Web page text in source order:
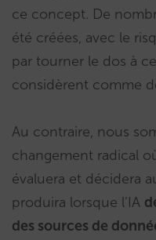
ce concept. De
été créées, avec le
par tourner le dos à
considèrent comme
Au contraire, nous
changement radical
évaluera et décidera
produira lorsque l’IA
des sources de